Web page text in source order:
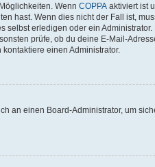
Wenn COPPA aktiviert ist
hast. Wenn dies nicht der Fall ist,
erledigen oder ein
prüfe, ob du deine E-Mail-
einen Administrator.
an einen Board-Administrator, um